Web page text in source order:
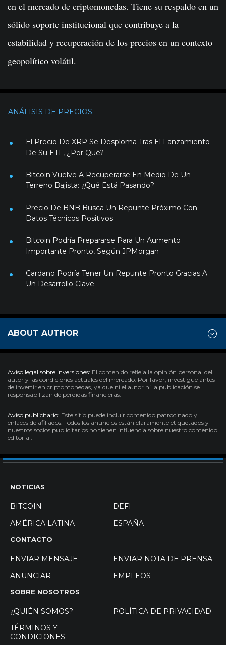
en el mercado de criptomonedas. Tiene su respaldo en un
sólido soporte institucional que contribuye a la
estabilidad y recuperación de los precios en un contexto
geopolítico volátil.
ANÁLISIS DE PRECIOS
El Precio De XRP Se Desploma Tras El Lanzamiento
De Su ETF, ¿Por Qué?
Bitcoin Vuelve A Recuperarse En Medio De Un
Terreno Bajista: ¿Qué Está Pasando?
Precio De BNB Busca Un Repunte Próximo Con
Datos Técnicos Positivos
Bitcoin Podría Prepararse Para Un Aumento
Importante Pronto, Según JPMorgan
Cardano Podría Tener Un Repunte Pronto Gracias A
Un Desarrollo Clave
ABOUT AUTHOR
Aviso legal sobre inversiones: El contenido refleja la opinión personal del
autor y las condiciones actuales del mercado. Por favor, investigue antes
de invertir en criptomonedas, ya que ni el autor ni la publicación se
responsabilizan de pérdidas financieras.
Aviso publicitario: Este sitio puede incluir contenido patrocinado y
enlaces de afiliados. Todos los anuncios están claramente etiquetados y
nuestros socios publicitarios no tienen influencia sobre nuestro contenido
editorial.
NOTICIAS
BITCOIN
DEFI
AMÉRICA LATINA
ESPAÑA
CONTACTO
ENVIAR MENSAJE
ENVIAR NOTA DE PRENSA
ANUNCIAR
EMPLEOS
SOBRE NOSOTROS
¿QUIÉN SOMOS?
POLÍTICA DE PRIVACIDAD
TÉRMINOS Y
CONDICIONES